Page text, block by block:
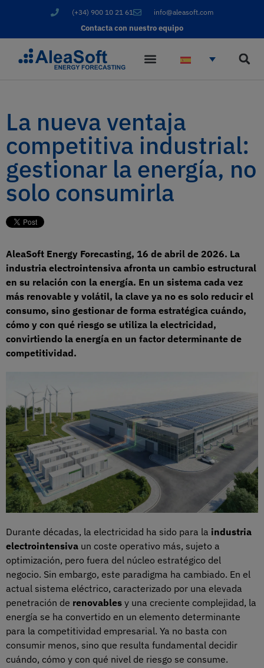
(+34) 900 10 21 61 info@aleasoft.com
Contacta con nuestro equipo
La nueva ventaja
competitiva industrial:
gestionar la energía, no
solo consumirla
AleaSoft Energy Forecasting, 16 de abril de 2026. La
industria electrointensiva afronta un cambio estructural
en su relación con la energía. En un sistema cada vez
más renovable y volátil, la clave ya no es solo reducir el
consumo, sino gestionar de forma estratégica cuándo,
cómo y con qué riesgo se utiliza la electricidad,
convirtiendo la energía en un factor determinante de
competitividad.
Durante décadas, la electricidad ha sido para la industria
electrointensiva un coste operativo más, sujeto a
optimización, pero fuera del núcleo estratégico del
negocio. Sin embargo, este paradigma ha cambiado. En el
actual sistema eléctrico, caracterizado por una elevada
penetración de renovables y una creciente complejidad, la
energía se ha convertido en un elemento determinante
para la competitividad empresarial. Ya no basta con
consumir menos, sino que resulta fundamental decidir
cuándo, cómo y con qué nivel de riesgo se consume.